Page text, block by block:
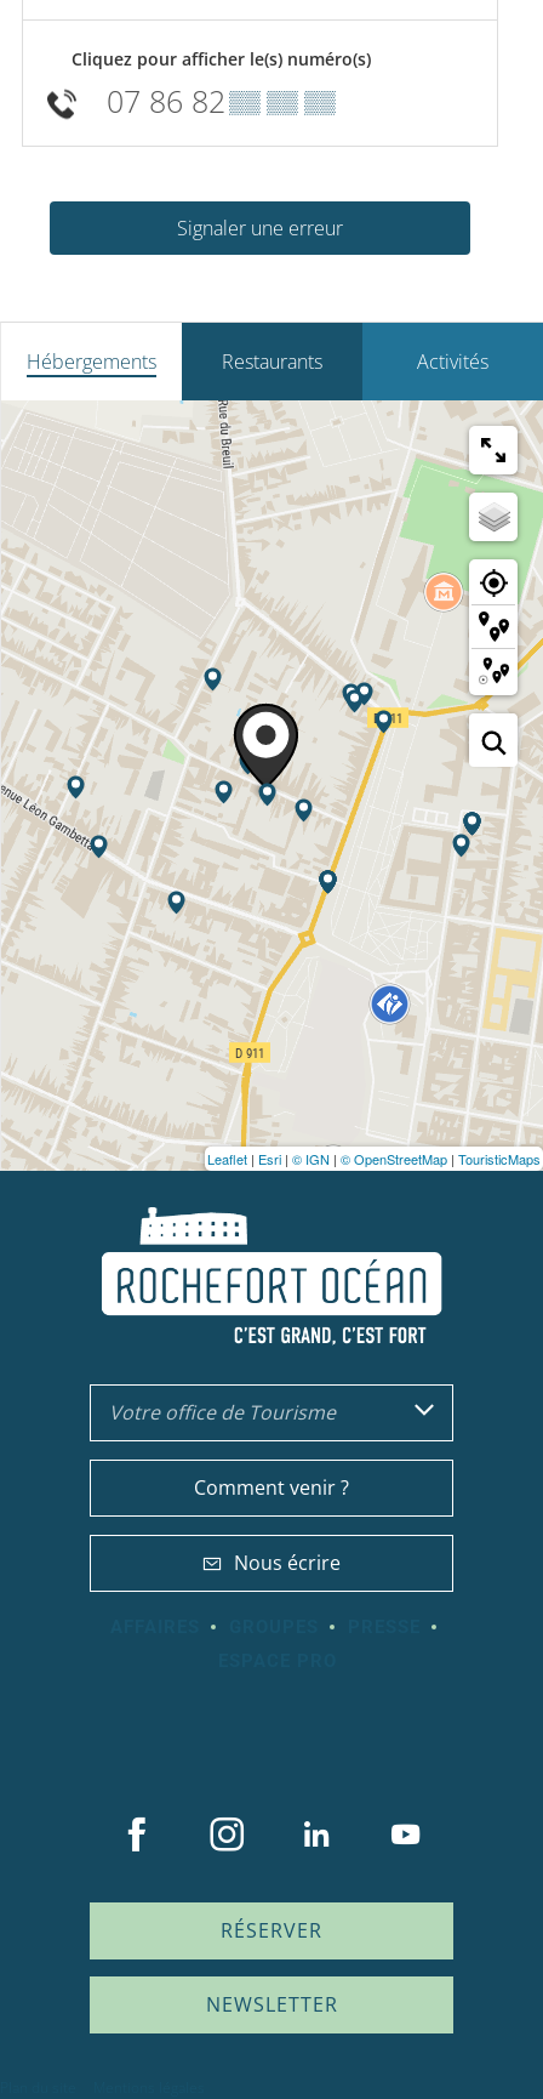
Cliquez pour afficher le(s) numéro(s)
07 86 82 ▒▒ ▒▒ ▒▒
Signaler une erreur
Hébergements Restaurants Activités
Leaflet | Esri | © IGN | © OpenStreetMap | TouristicMaps
Votre office de Tourisme
Comment venir ?
Nous écrire
RÉSERVER
NEWSLETTER